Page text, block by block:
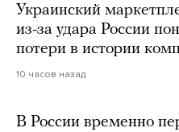
Украинский
из-за удара России
потери в истории
10 часов назад
В России временно